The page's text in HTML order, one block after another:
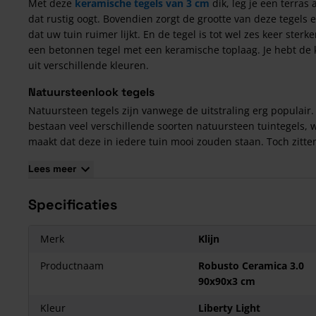
Met deze keramische tegels van 3 cm dik, leg je een terras
dat rustig oogt. Bovendien zorgt de grootte van deze tegels
dat uw tuin ruimer lijkt. En de tegel is tot wel zes keer
een betonnen tegel met een keramische toplaag. Je hebt de
uit verschillende kleuren.
Natuursteenlook tegels
Natuursteen tegels zijn vanwege de uitstraling erg populair.
bestaan veel verschillende soorten natuursteen tuintegels,
maakt dat deze in iedere tuin mooi zouden staan. Toch
aanwezigheid van beschadigingen of andere oneffenheden.
3.0, bieden dan uitkomst. Deze hebben wél de uitstraling van
Krasbestendig
Kleurvast
Lees meer
Specificaties
Merk
Klijn
Productnaam
Robusto Ceramica 3.0
90x90x3 cm
Kleur
Liberty Light